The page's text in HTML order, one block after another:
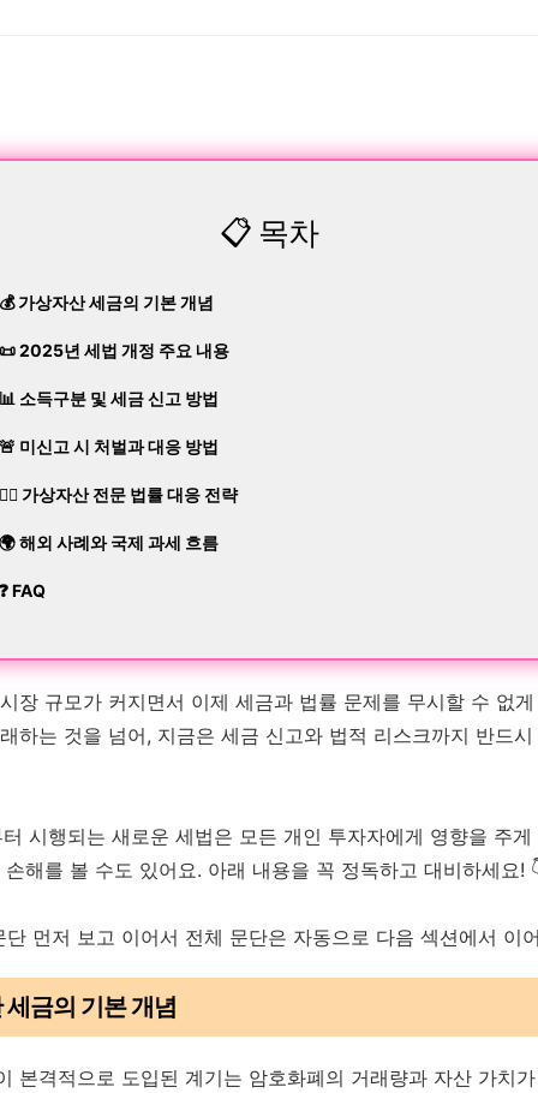
📋 목차
가상자산 세금의 기본 개념
2025년 세법 개정 주요 내용
소득구분 및 세금 신고 방법
미신고 시 처벌과 대응 방법
가상자산 전문 법률 대응 전략
해외 사례와 국제 과세 흐름
FAQ
장 규모가 커지면서 이제 세금과 법률 문제를 무시할 수 없
하는 것을 넘어, 지금은 세금 신고와 법적 리스크까지 반드
시행되는 새로운 세법은 모든 개인 투자자에게 영향을 주게
해를 볼 수도 있어요. 아래 내용을 꼭 정독하고 대비하세요!
단 먼저 보고 이어서 전체 문단은 자동으로 다음 섹션에서 이
세금의 기본 개념
본격적으로 도입된 계기는 암호화폐의 거래량과 자산 가치